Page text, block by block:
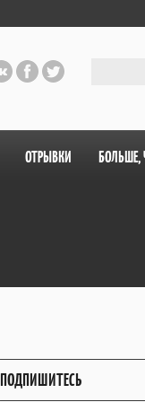
ОТРЫВКИ БОЛЬШЕ,
ПОДПИШИТЕСЬ